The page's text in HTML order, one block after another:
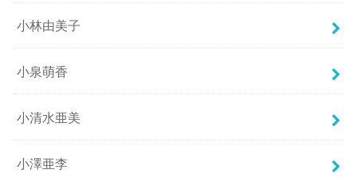
小林由美子
小泉萌香
小清水亜美
小澤亜李